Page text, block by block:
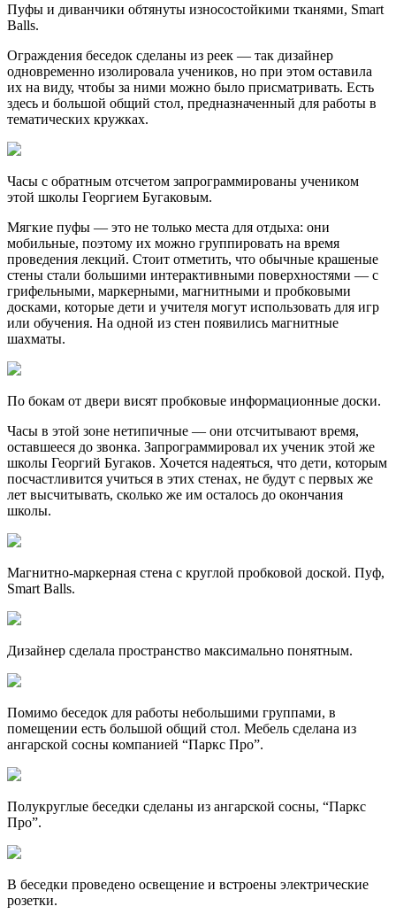
Пуфы и диванчики обтянуты износостойкими тканями, Smart
Balls.
Ограждения беседок сделаны из реек — так дизайнер
одновременно изолировала учеников, но при этом оставила
их на виду, чтобы за ними можно было присматривать. Есть
здесь и большой общий стол, предназначенный для работы в
тематических кружках.
Часы с обратным отсчетом запрограммированы учеником
этой школы Георгием Бугаковым.
Мягкие пуфы — это не только места для отдыха: они
мобильные, поэтому их можно группировать на время
проведения лекций. Стоит отметить, что обычные крашеные
стены стали большими интерактивными поверхностями — с
грифельными, маркерными, магнитными и пробковыми
досками, которые дети и учителя могут использовать для игр
или обучения. На одной из стен появились магнитные
шахматы.
По бокам от двери висят пробковые информационные доски.
Часы в этой зоне нетипичные — они отсчитывают время,
оставшееся до звонка. Запрограммировал их ученик этой же
школы Георгий Бугаков. Хочется надеяться, что дети, которым
посчастливится учиться в этих стенах, не будут с первых же
лет высчитывать, сколько же им осталось до окончания
школы.
Магнитно-маркерная стена с круглой пробковой доской. Пуф,
Smart Balls.
Дизайнер сделала пространство максимально понятным.
Помимо беседок для работы небольшими группами, в
помещении есть большой общий стол. Мебель сделана из
ангарской сосны компанией “Паркс Про”.
Полукруглые беседки сделаны из ангарской сосны, “Паркс
Про”.
В беседки проведено освещение и встроены электрические
розетки.